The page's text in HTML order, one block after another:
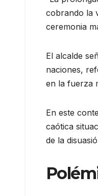
cobrando la
ceremonia
El alcalde
naciones,
en la fuerza
En este
caótica
de la